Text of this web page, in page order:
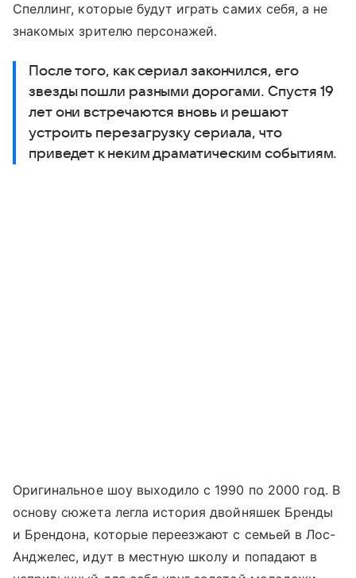
Спеллинг, которые будут играть самих себя, а не
знакомых зрителю персонажей.
После того, как сериал закончился, его
звезды пошли разными дорогами. Спустя 19
лет они встречаются вновь и решают
устроить перезагрузку сериала, что
приведет к неким драматическим событиям.
Оригинальное шоу выходило с 1990 по 2000 год. В
основу сюжета легла история двойняшек Бренды
и Брендона, которые переезжают с семьей в Лос-
Анджелес, идут в местную школу и попадают в